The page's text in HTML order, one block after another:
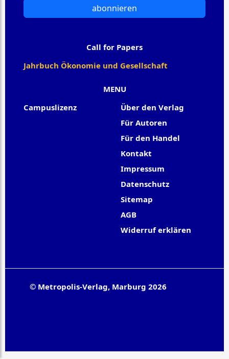
MENU
Campuslizenz
Über den Verlag
Für Autoren
Für den Handel
Kontakt
Impressum
Datenschutz
Sitemap
AGB
Widerruf erklären
abonnieren
Call for Papers
Jahrbuch Ökonomie und Gesellschaft
© Metropolis-Verlag, Marburg 2026